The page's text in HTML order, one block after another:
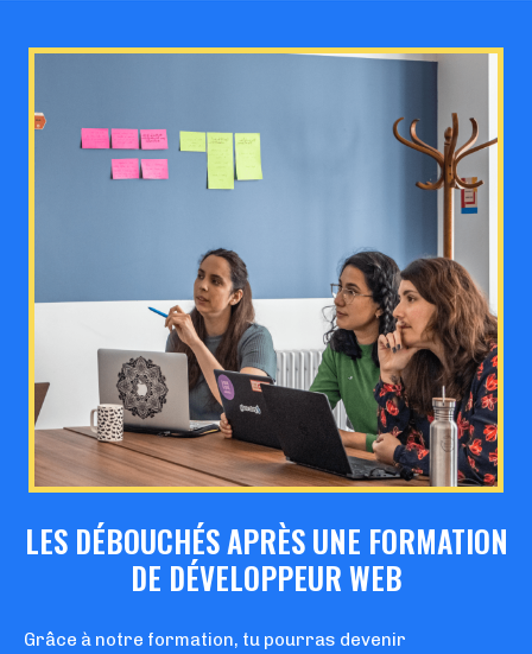
LES DÉBOUCHÉS APRÈS UNE FORMATION
DE DÉVELOPPEUR WEB
Grâce à notre formation, tu pourras devenir